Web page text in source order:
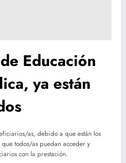
Educación
ya están
as, debido a que están los
todos/as puedan acceder y
con la prestación.